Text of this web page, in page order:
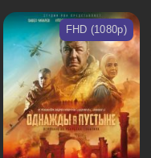
FHD (1080p)